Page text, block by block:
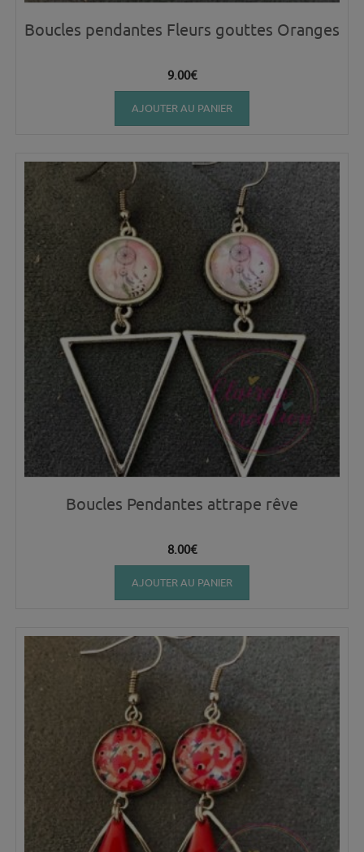
Boucles pendantes Fleurs gouttes Oranges
9.00€
AJOUTER AU PANIER
Boucles Pendantes attrape rêve
8.00€
AJOUTER AU PANIER